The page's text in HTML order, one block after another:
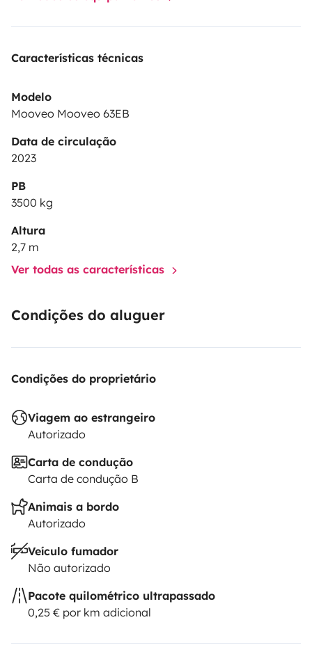
Características técnicas
Modelo
Mooveo Mooveo 63EB
Data de circulação
2023
PB
3500 kg
Altura
2,7 m
Ver todas as características
Condições do aluguer
Condições do proprietário
Viagem ao estrangeiro
Autorizado
Carta de condução
Carta de condução B
Animais a bordo
Autorizado
Veículo fumador
Não autorizado
Pacote quilométrico ultrapassado
0,25 € por km adicional